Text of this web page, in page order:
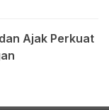
Ajak Perkuat